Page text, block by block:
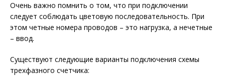
Очень важно помнить о том, что при подключении
следует соблюдать цветовую последовательность. При
этом четные номера проводов – это нагрузка, а нечетные
– ввод.
Существуют следующие варианты подключения схемы
трехфазного счетчика: